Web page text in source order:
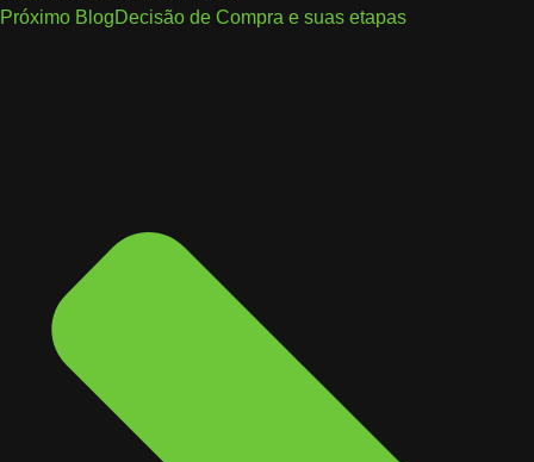
Próximo BlogDecisão de Compra e suas etapas